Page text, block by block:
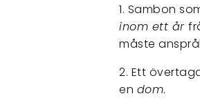
1. Sambon
inom ett år
måste
2. Ett
en dom.